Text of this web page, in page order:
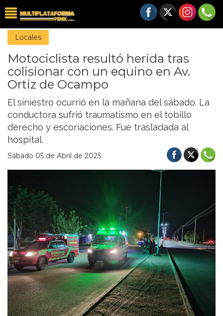
Locales
Motociclista resultó herida tras
colisionar con un equino en Av.
Ortiz de Ocampo
El siniestro ocurrió en la mañana del sábado. La
conductora sufrió traumatismo en el tobillo
derecho y escoriaciones. Fue trasladada al
hospital.
Sábado 05 de Abril de 2025